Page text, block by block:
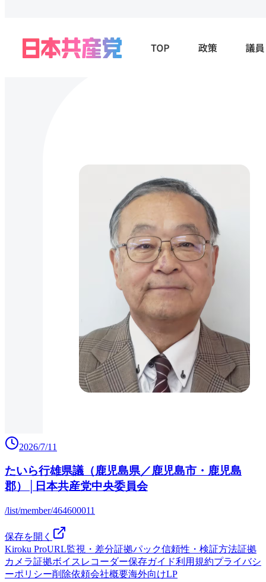
2026/7/11
たいら行雄県議（鹿児島県／鹿児島市・鹿児島
郡）│日本共産党中央委員会
/list/member/464600011
保存を開く
Kiroku ProURL監視・差分証拠パック信頼性・検証方法証拠
カメラ証拠ボイスレコーダー保存ガイド利用規約プライバシ
ーポリシー削除依頼会社概要海外向けLP